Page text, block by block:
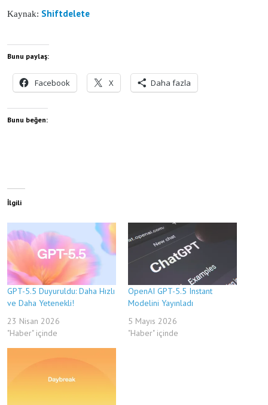
Kaynak: Shiftdelete
Bunu paylaş:
Facebook X Daha fazla
Bunu beğen:
İlgili
GPT-5.5 Duyuruldu: Daha Hızlı
ve Daha Yetenekli!
23 Nisan 2026
"Haber" içinde
OpenAI GPT-5.5 Instant
Modelini Yayınladı
5 Mayıs 2026
"Haber" içinde